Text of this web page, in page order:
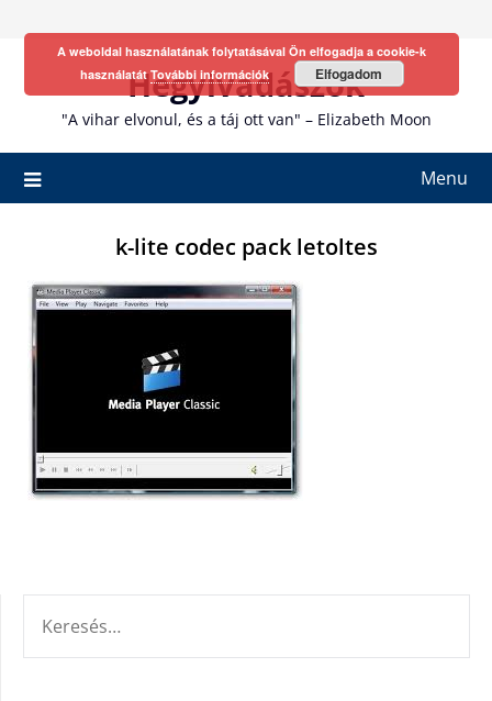
Hegyivadászok
"A vihar elvonul, és a táj ott van" – Elizabeth Moon
Menu
k-lite codec pack letoltes
A weboldal használatának folytatásával Ön elfogadja a cookie-k
használatátTovábbi információk Elfogadom